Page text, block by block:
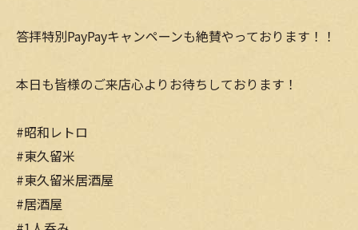
答拝特別PayPayキャンペーンも絶賛やっております！！
本日も皆様のご来店心よりお待ちしております！
#昭和レトロ
#東久留米
#東久留米居酒屋
#居酒屋